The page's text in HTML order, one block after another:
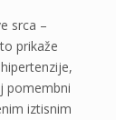
srca –
prikaže
pomembni
iztisnim